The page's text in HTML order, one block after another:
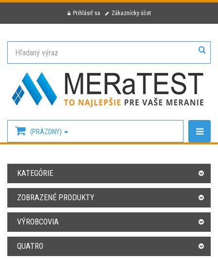
Prihlásiť sa Zákaznícky účet
(PRÁZDNY)
KATEGÓRIE
ZOBRAZENÉ PRODUKTY
VÝROBCOVIA
QUATRO